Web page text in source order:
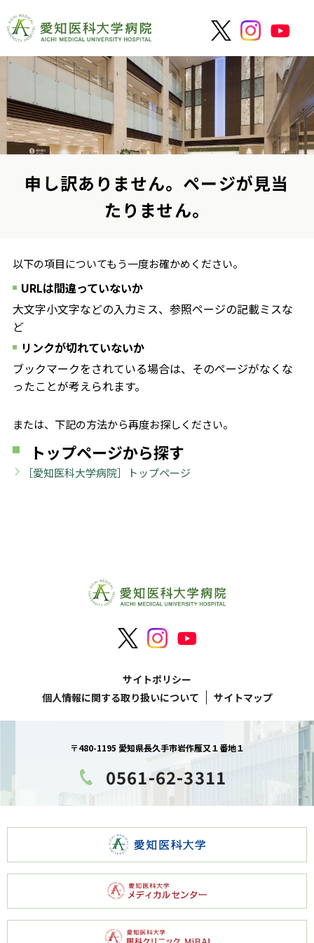
申し訳ありません。ページが見当
たりません。
以下の項目についてもう一度お確かめください。
URLは間違っていないか
大文字小文字などの入力ミス、参照ページの記載ミスな
ど
リンクが切れていないか
ブックマークをされている場合は、そのページがなくな
ったことが考えられます。
または、下記の方法から再度お探しください。
トップページから探す
［愛知医科大学病院］トップページ
サイトポリシー
個人情報に関する取り扱いについて
サイトマップ
〒480-1195 愛知県長久手市岩作雁又１番地１
0561-62-3311